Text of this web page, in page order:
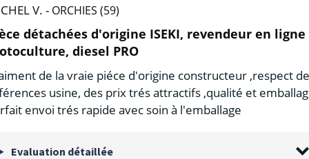
V. - ORCHIES (59)
détachées d'origine ISEKI, revendeur en ligne
diesel PRO
de la vraie piéce d'origine constructeur ,respect
usine, des prix trés attractifs ,qualité et
envoi trés rapide avec soin à l'emballage
Evaluation détaillée